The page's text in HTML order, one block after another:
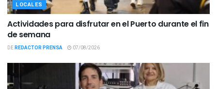
LOCALES
Actividades para disfrutar en el Puerto durante el fin
de semana
DEREDACTOR PRENSA 07/08/2026